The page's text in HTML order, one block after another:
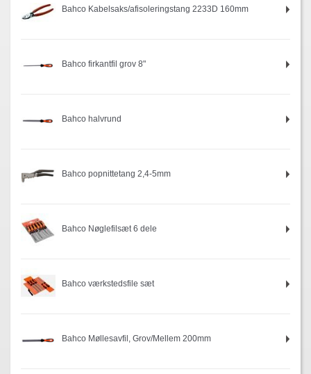
Bahco Kabelsaks/afisoleringstang 2233D 160mm
Bahco firkantfil grov 8"
Bahco halvrund
Bahco popnittetang 2,4-5mm
Bahco Nøglefilsæt 6 dele
Bahco værkstedsfile sæt
Bahco Møllesavfil, Grov/Mellem 200mm